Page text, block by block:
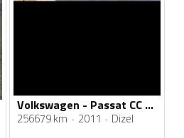
Volkswagen - Passat CC - 2.0 tdi
256679 km 2011 Dizel